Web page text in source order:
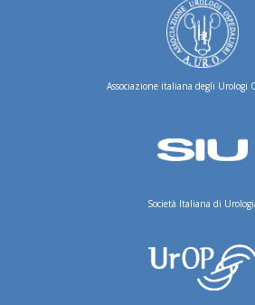
Associazione italiana degli Urologi
Società Italiana di